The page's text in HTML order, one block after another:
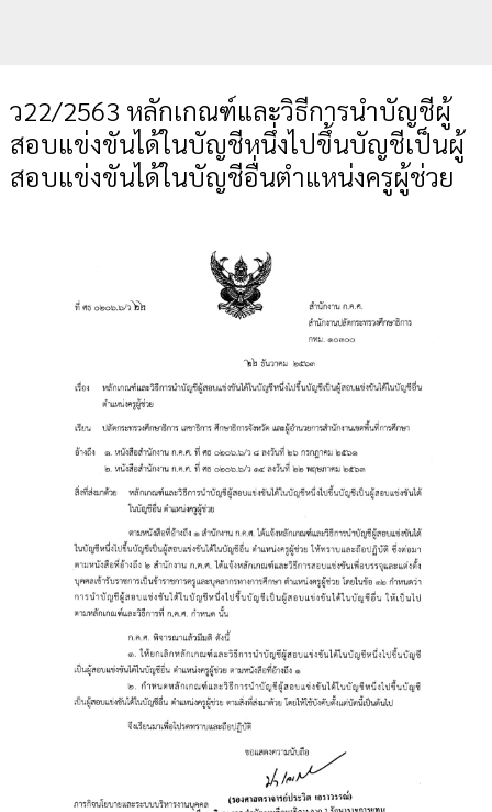
ว22/2563 หลักเกณฑ์และวิธีการนำบัญชีผู้
สอบแข่งขันได้ในบัญชีหนึ่งไปขึ้นบัญชีเป็นผู้
สอบแข่งขันได้ในบัญชีอื่นตำแหน่งครูผู้ช่วย